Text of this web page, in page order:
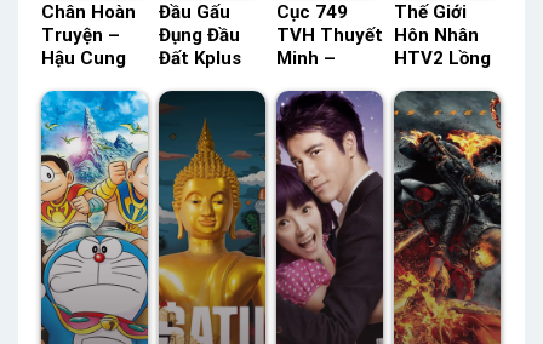
Chân Hoàn
Truyện –
Hậu Cung
Truyện
HTV7 Lồng
Tiếng –
Status: 76 /
76 Lồng
Tiếng
Đầu Gấu
Đụng Đầu
Đất Kplus
Minh –
Status: HD
Thuyết
Minh
Cục 749
TVH Thuyết
Minh –
Thuyết
Minh
Thế Giới
Hôn Nhân
HTV2 Lồng
Status: 16 /
16 Lồng
Tiếng